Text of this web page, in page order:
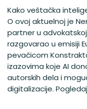
Kako veštačka
O ovoj aktuelnoj je
partner u
razgovarao u emisiji
pevačicom
izazovima koje AI
autorskih dela i
digitalizacije.